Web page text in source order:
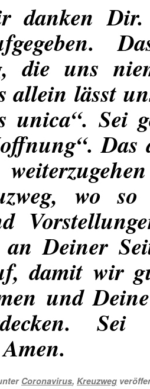
danken
die uns
allein lässt
unica“. Sei
wo
an Deiner
damit wir
und
Coronavirus, Kreuzweg